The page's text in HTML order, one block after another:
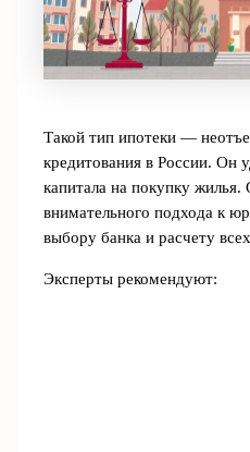
Такой тип ипотеки —
кредитования в России. Он
капитала на покупку жилья.
внимательного подхода к
выбору банка и расчету
Эксперты рекомендуют: